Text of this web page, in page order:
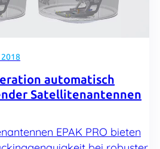
automatisch
Satellitenantennen
EPAK PRO bieten